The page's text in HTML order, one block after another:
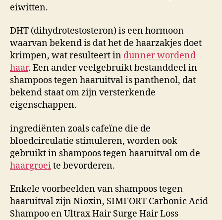
eiwitten.
DHT (dihydrotestosteron) is een hormoon
waarvan bekend is dat het de haarzakjes doet
krimpen, wat resulteert in dunner wordend
haar. Een ander veelgebruikt bestanddeel in
shampoos tegen haaruitval is panthenol, dat
bekend staat om zijn versterkende
eigenschappen.
ingrediënten zoals cafeïne die de
bloedcirculatie stimuleren, worden ook
gebruikt in shampoos tegen haaruitval om de
haargroeite bevorderen.
Enkele voorbeelden van shampoos tegen
haaruitval zijn Nioxin, SIMFORT Carbonic Acid
Shampoo en Ultrax Hair Surge Hair Loss